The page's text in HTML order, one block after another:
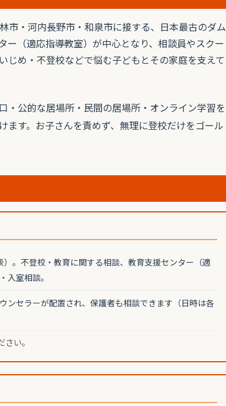
市・河内長野市・和泉市に接する、日本最古のダム
（適応指導教室）が中心となり、相談員やスクー
じめ・不登校などで悩む子どもとその家庭を支えて
・公的な居場所・民間の居場所・オンライン学習を
す。お子さんを責めず、無理に登校だけをゴール
）。不登校・教育に関する相談、教育支援センター（適
入室相談。
ンセラーが配置され、保護者も相談できます（日時は各
い。